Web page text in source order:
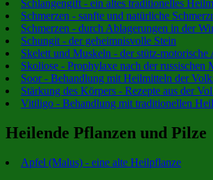
Schlangengift - ein altes traditionelles
Schmerzen - sanfte und natürliche
Schmerzen - durch Ablagerungen in der
Schungit - der geheimnisvolle Stein
Skelett und Muskeln - der stütz-motorische
Skoliose - Prophylaxe nach der russischen
Soor - Behandlung mit Heilmitteln der
Stärkung des Körpers - Rezepte aus der
Vitiligo - Behandlung mit traditionellen
Heilende Pflanzen und Pilze
Apfel (Malus) - eine alte Heilpflanze